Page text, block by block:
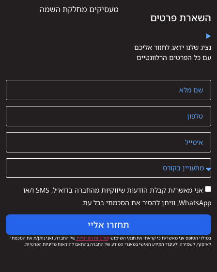
מעסיקים מחלקת השמה
השארת פרטים
נציג שלנו ידאג לחזור אליכם
עם כל הפרטים הרלוונטיים
אני מאשר/ת קבלת הודעות שיווקיות מהחברה בדוא״ל, SMS ו/או
WhatsApp, וניתן להסיר את הסכמתי בכל עת.
תחזרו אליי
במילוי הטופס אני מאשר/ת כי קראתי את תנאי השימוש ומדיניות הפרטיות של החברה, ואני נותן/ת את הסכמתי
לאיסוף, לשמירה ולעיבוד המידע האישי במאגרי המידע של החברה בהתאם להוראות מדיניות הפרטיות.